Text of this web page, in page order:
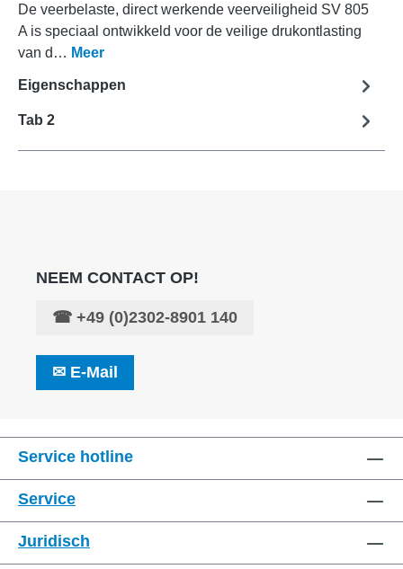
De veerbelaste, direct werkende veerveiligheid SV 805
A is speciaal ontwikkeld voor de veilige drukontlasting
van d… Meer
Eigenschappen
Tab 2
NEEM CONTACT OP!
☎ +49 (0)2302-8901 140
✉ E-Mail
Service hotline
Service
Juridisch